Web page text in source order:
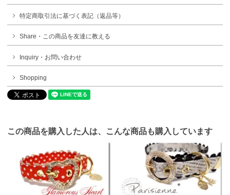
特定商取引法に基づく表記（返品等）
Share・この商品を友達に教える
Inquiry・お問い合わせ
Shopping
この商品を購入した人は、こんな商品も購入しています